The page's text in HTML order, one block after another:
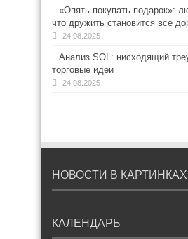
«Опять покупать подарок»:
что дружить становится все
24.08.2025
Анализ SOL: нисходящий
торговые идеи
24.08.2025
НОВОСТИ В КАРТИНКАХ
КАЛЕНДАРЬ